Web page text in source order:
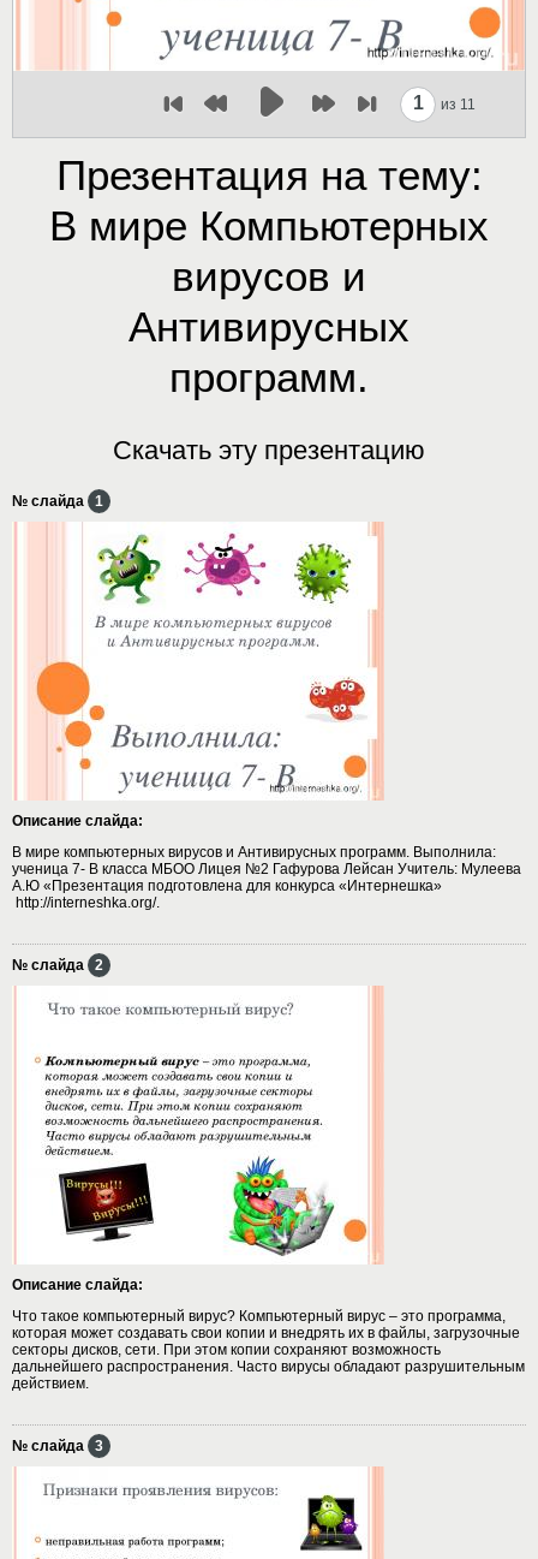
1 из 11
Презентация на тему:
В мире Компьютерных
вирусов и
Антивирусных
программ.
Скачать эту презентацию
№ слайда 1
Описание слайда:
В мире компьютерных вирусов и Антивирусных программ. Выполнила:
ученица 7- В класса МБОО Лицея №2 Гафурова Лейсан Учитель: Мулеева
А.Ю «Презентация подготовлена для конкурса «Интернешка»
http://interneshka.org/.
№ слайда 2
Описание слайда:
Что такое компьютерный вирус? Компьютерный вирус – это программа,
которая может создавать свои копии и внедрять их в файлы, загрузочные
секторы дисков, сети. При этом копии сохраняют возможность
дальнейшего распространения. Часто вирусы обладают разрушительным
действием.
№ слайда 3